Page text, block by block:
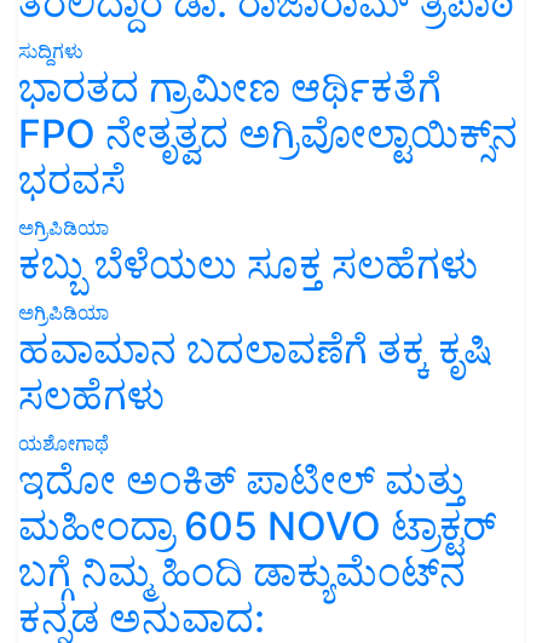
ಸುದ್ದಿಗಳು
ಭಾರತದ ಗ್ರಾಮೀಣ ಆರ್ಥಿಕತೆಗೆ
FPO ನೇತೃತ್ವದ ಅಗ್ರಿವೋಲ್ಟಾಯಿಕ್ಸ್‌ನ
ಭರವಸೆ
ಅಗ್ರಿಪಿಡಿಯಾ
ಕಬ್ಬು ಬೆಳೆಯಲು ಸೂಕ್ತ ಸಲಹೆಗಳು
ಅಗ್ರಿಪಿಡಿಯಾ
ಹವಾಮಾನ ಬದಲಾವಣೆಗೆ ತಕ್ಕ ಕೃಷಿ
ಸಲಹೆಗಳು
ಯಶೋಗಾಥೆ
ಇದೋ ಅಂಕಿತ್ ಪಾಟೀಲ್ ಮತ್ತು
ಮಹೀಂದ್ರಾ 605 NOVO ಟ್ರಾಕ್ಟರ್
ಬಗ್ಗೆ ನಿಮ್ಮ ಹಿಂದಿ ಡಾಕ್ಯುಮೆಂಟ್‌ನ
ಕನ್ನಡ ಅನುವಾದ: